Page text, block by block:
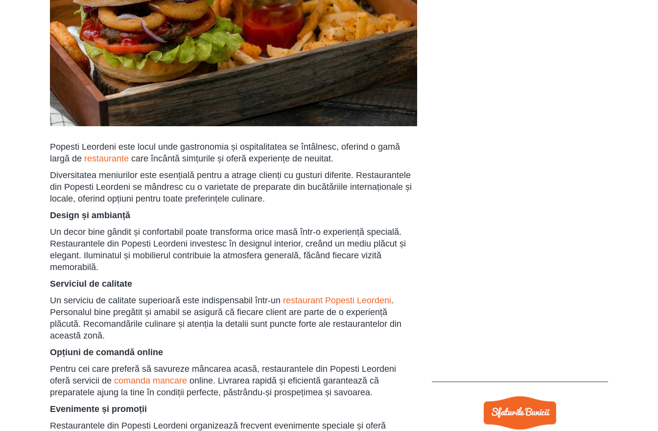
Popesti Leordeni este locul unde gastronomia și ospitalitatea se întâlnesc, oferind o gamă
largă de restaurante care încântă simțurile și oferă experiențe de neuitat.
Diversitatea meniurilor este esențială pentru a atrage clienți cu gusturi diferite. Restaurantele
din Popesti Leordeni se mândresc cu o varietate de preparate din bucătăriile internaționale și
locale, oferind opțiuni pentru toate preferințele culinare.
Design și ambianță
Un decor bine gândit și confortabil poate transforma orice masă într-o experiență specială.
Restaurantele din Popesti Leordeni investesc în designul interior, creând un mediu plăcut și
elegant. Iluminatul și mobilierul contribuie la atmosfera generală, făcând fiecare vizită
memorabilă.
Serviciul de calitate
Un serviciu de calitate superioară este indispensabil într-un restaurant Popesti Leordeni.
Personalul bine pregătit și amabil se asigură că fiecare client are parte de o experiență
plăcută. Recomandările culinare și atenția la detalii sunt puncte forte ale restaurantelor din
această zonă.
Opțiuni de comandă online
Pentru cei care preferă să savureze mâncarea acasă, restaurantele din Popesti Leordeni
oferă servicii de comanda mancare online. Livrarea rapidă și eficientă garantează că
preparatele ajung la tine în condiții perfecte, păstrându-și prospețimea și savoarea.
Evenimente și promoții
Restaurantele din Popesti Leordeni organizează frecvent evenimente speciale și oferă